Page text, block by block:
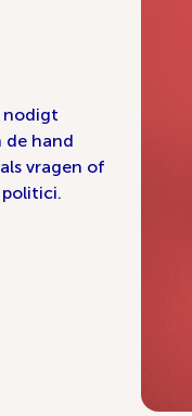
nodigt
de hand
vragen of